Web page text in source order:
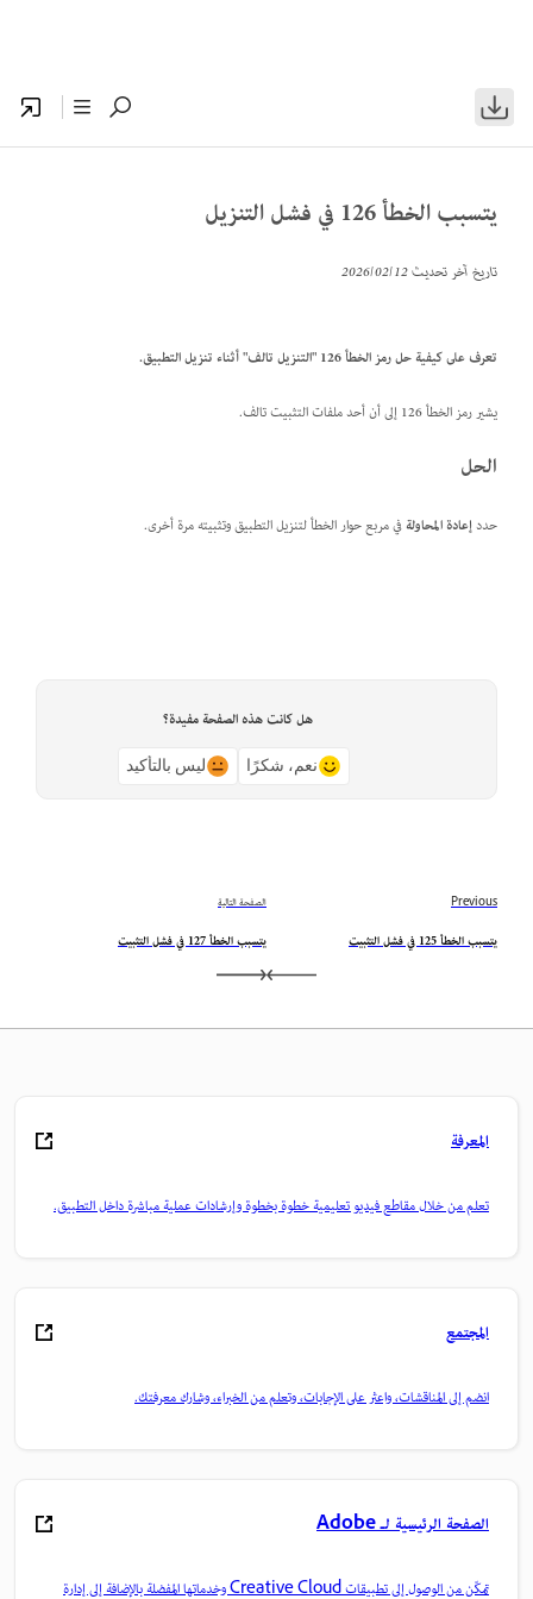
يتسبب الخطأ 126 في فشل التنزيل
تاريخ آخر تحديث12‏/02‏/2026
تعرف على كيفية حل رمز الخطأ 126 "التنزيل تالف" أثناء تنزيل التطبيق.
يشير رمز الخطأ 126 إلى أن أحد ملفات التثبيت تالف.
الحل
حددإعادة المحاولةفي مربع حوار الخطأ لتنزيل التطبيق وتثبيته مرة أخرى.
هل كانت هذه الصفحة مفيدة؟
نعم، شكرًا ليس بالتأكيد
Previous
يتسبب الخطأ 125 في فشل التثبيت
الصفحة التالية
يتسبب الخطأ 127 في فشل التثبيت
المعرفة
تعلم من خلال مقاطع فيديو تعليمية خطوة بخطوة وإرشادات عملية مباشرة داخل التطبيق.
المجتمع
انضم إلى المناقشات، واعثر على الإجابات، وتعلم من الخبراء، وشارك معرفتك.
الصفحة الرئيسية لـ Adobe
تمكّن من الوصول إلى تطبيقات Creative Cloud وخدماتها المفضلة بالإضافة إلى إدارة